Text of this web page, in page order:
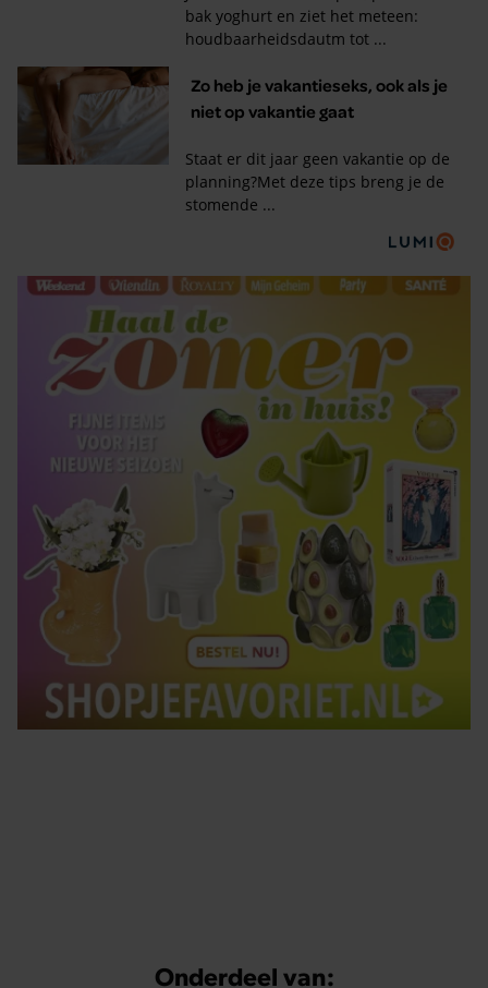
Onderdeel van: